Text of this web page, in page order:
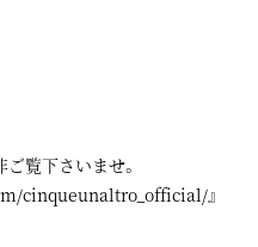
覧下さいませ。
cinqueunaltro_official/』